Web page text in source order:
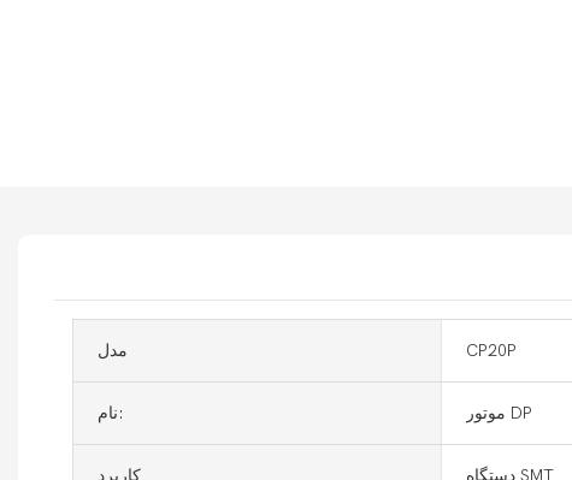
مدل CP20P
نام: موتور DP
کاربرد دستگاه SMT